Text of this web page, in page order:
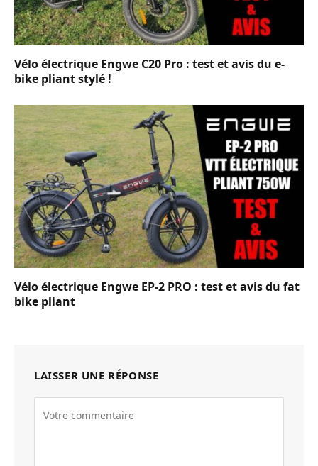
Vélo électrique Engwe C20 Pro : test et avis du e-
bike pliant stylé !
Vélo électrique Engwe EP-2 PRO : test et avis du fat
bike pliant
LAISSER UNE RÉPONSE